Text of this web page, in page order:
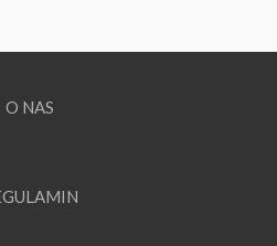
O NAS